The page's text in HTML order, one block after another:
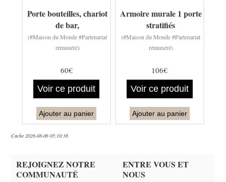
Porte bouteilles, chariot
de bar,
(#Maison du Monde #Partenariat
rémunéré)
60€
Voir ce produit
Ajouter au panier
Armoire murale 1 porte
stratifiés
(#Maison du Monde #Partenariat
rémunéré)
106€
Voir ce produit
Ajouter au panier
Cache 2026-08-06 05:10:38
REJOIGNEZ NOTRE
COMMUNAUTÉ
ENTRE VOUS ET
NOUS